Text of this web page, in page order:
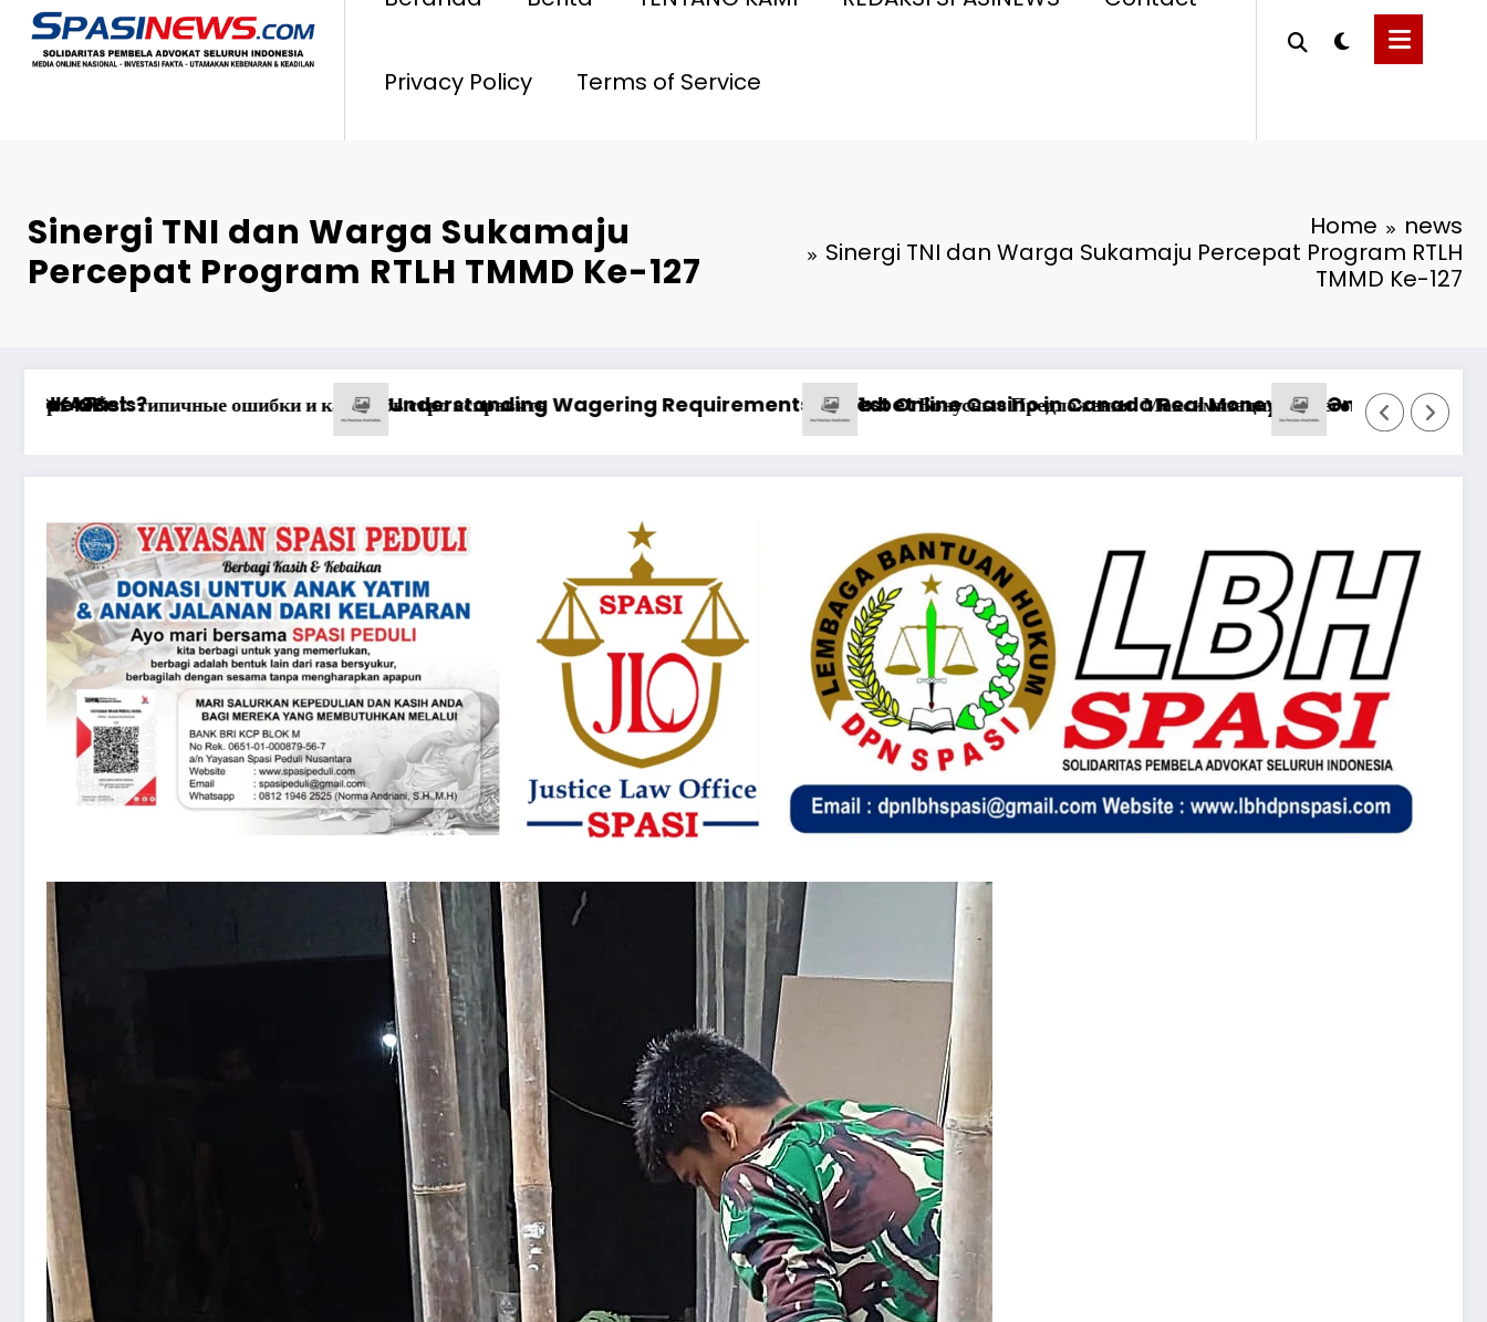
Privacy Policy Terms of Service
Sinergi TNI dan Warga Sukamaju
Percepat Program RTLH TMMD Ke-127
Home
news
Sinergi TNI dan Warga Sukamaju Percepat Program RTLH
TMMD Ke-127
Real Money
Максимизация Вашего Игрового ОпытаƏn yaxşı Pinco mərclərdə real qazanc ssenariləri ilə uğur qazanma yolları
Анализ Пин Ап: отзывы о выводе средств на платформе казиноPinco Online Casino: